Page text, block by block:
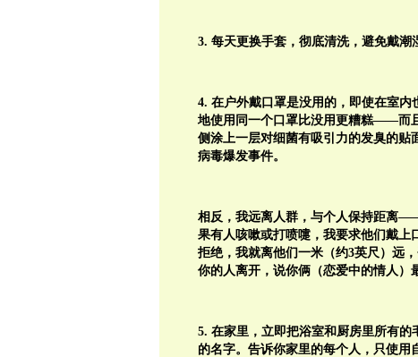
3. 每天更换手套，彻底清洗，避免戴潮
4. 在户外戴口罩是没用的，即使在室
地使用同一个口罩比没用更糟糕——而
侧涂上一层对细菌有吸引力的发臭的贴
病毒爆发事件。
相反，我远离人群，与个人保持距离
果有人咳嗽或打喷嚏，我要求他们戴上
拒绝，我就离他们一米（约3英尺）远
你的人离开，说你俩（恋爱中的情人）
5. 在家里，立即把浴室和厨房里所有
的名字。告诉你家里的每个人，只使